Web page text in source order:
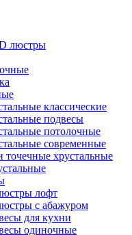
люстры
классические
подвесы
потолочные
современные
точечные хрустальные
лофт
с абажуром
для кухни
одиночные